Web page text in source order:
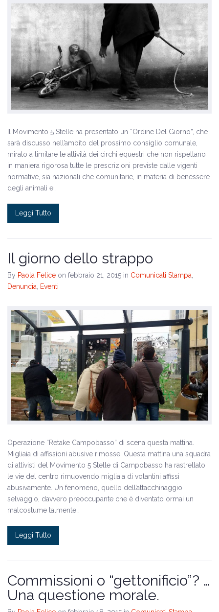
Il Movimento 5 Stelle ha presentato un “Ordine Del Giorno”, che
sarà discusso nell’ambito del prossimo consiglio comunale,
mirato a limitare le attività dei circhi equestri che non rispettano
in maniera rigorosa tutte le prescrizioni previste dalle vigenti
normative, sia nazionali che comunitarie, in materia di benessere
degli animali e…
Leggi Tutto
Il giorno dello strappo
By Paola Felice on febbraio 21, 2015 in Comunicati Stampa
Denuncia
Eventi
Operazione “Retake Campobasso” di scena questa mattina.
Migliaia di affissioni abusive rimosse. Questa mattina una squadra
di attivisti del Movimento 5 Stelle di Campobasso ha rastrellato
le vie del centro rimuovendo migliaia di volantini affissi
abusivamente. Un fenomeno, quello dell’attacchinaggio
selvaggio, davvero preoccupante che è diventato ormai un
malcostume talmente…
Leggi Tutto
Commissioni o “gettonificio”? …
Una questione morale.